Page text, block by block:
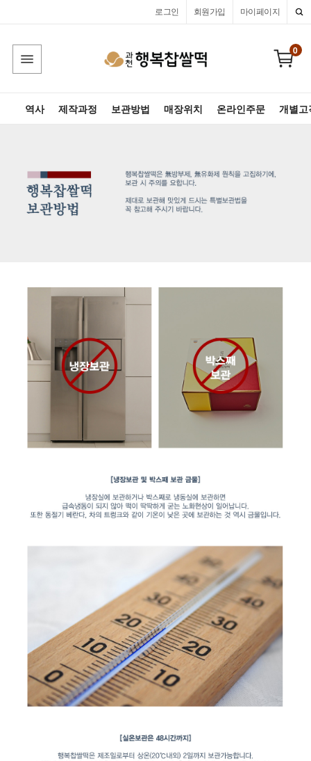
마이페이지
회원가입
로그인
0
역사 제작과정 보관방법 매장위치 온라인주문 개별